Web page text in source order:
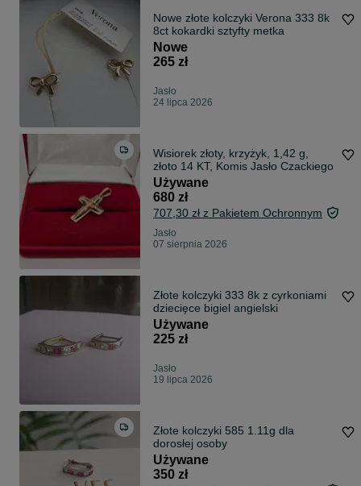
Nowe złote kolczyki Verona 333 8k
8ct kokardki sztyfty metka
Nowe
265 zł
Jasło
24 lipca 2026
Wisiorek złoty, krzyżyk, 1,42 g,
złoto 14 KT, Komis Jasło Czackiego
Używane
680 zł
707,30 zł z Pakietem Ochronnym
Jasło
07 sierpnia 2026
Złote kolczyki 333 8k z cyrkoniami
dziecięce bigiel angielski
Używane
225 zł
Jasło
19 lipca 2026
Złote kolczyki 585 1.11g dla
dorosłej osoby
Używane
350 zł